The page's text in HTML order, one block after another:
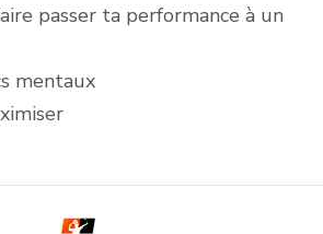
passer ta performance à un
mentaux